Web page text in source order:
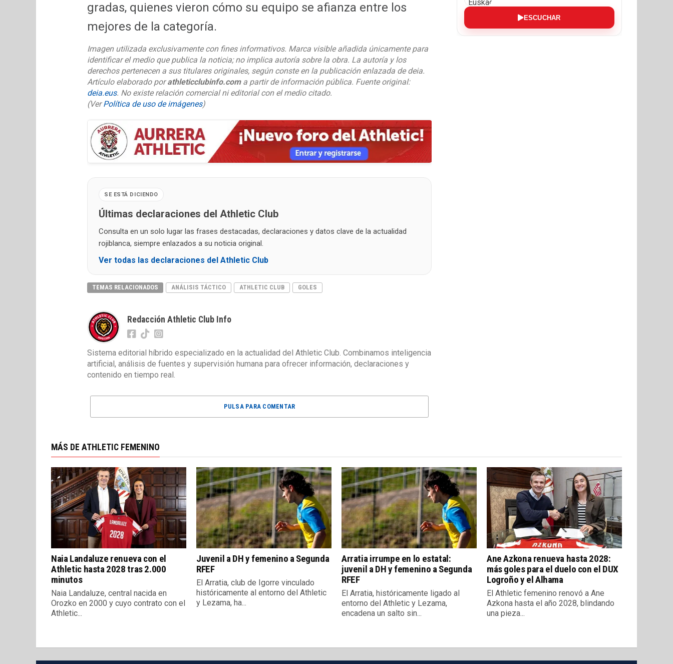
gradas, quienes vieron cómo su equipo se afianza entre los
mejores de la categoría.
Imagen utilizada exclusivamente con fines informativos. Marca visible añadida únicamente para
identificar el medio que publica la noticia; no implica autoría sobre la obra. La autoría y los
derechos pertenecen a sus titulares originales, según conste en la publicación enlazada de deia.
Artículo elaborado porathleticclubinfo.coma partir de información pública. Fuente original:
deia.eus. No existe relación comercial ni editorial con el medio citado.
(VerPolítica de uso de imágenes)
SE ESTÁ DICIENDO
Últimas declaraciones del Athletic Club
Consulta en un solo lugar las frases destacadas, declaraciones y datos clave de la actualidad
rojiblanca, siempre enlazados a su noticia original.
Ver todas las declaraciones del Athletic Club
TEMAS RELACIONADOS ANÁLISIS TÁCTICO ATHLETIC CLUB GOLES
Redacción Athletic Club Info
Sistema editorial híbrido especializado en la actualidad del Athletic Club. Combinamos inteligencia
artificial, análisis de fuentes y supervisión humana para ofrecer información, declaraciones y
contenido en tiempo real.
PULSA PARA COMENTAR
ESCUCHAR
MÁS DE ATHLETIC FEMENINO
Naia Landaluze renueva con el
Athletic hasta 2028 tras 2.000
minutos
Naia Landaluze, central nacida en
Orozko en 2000 y cuyo contrato con el
Athletic...
Juvenil a DH y femenino a Segunda
RFEF
El Arratia, club de Igorre vinculado
históricamente al entorno del Athletic
y Lezama, ha...
Arratia irrumpe en lo estatal:
juvenil a DH y femenino a Segunda
RFEF
El Arratia, históricamente ligado al
entorno del Athletic y Lezama,
encadena un salto sin...
Ane Azkona renueva hasta 2028:
más goles para el duelo con el DUX
Logroño y el Alhama
El Athletic femenino renovó a Ane
Azkona hasta el año 2028, blindando
una pieza...